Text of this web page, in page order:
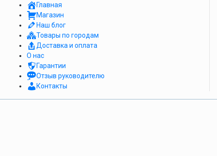
Главная
Магазин
Наш блог
Товары по городам
Доставка и оплата
О нас
Гарантии
Отзыв руководителю
Контакты